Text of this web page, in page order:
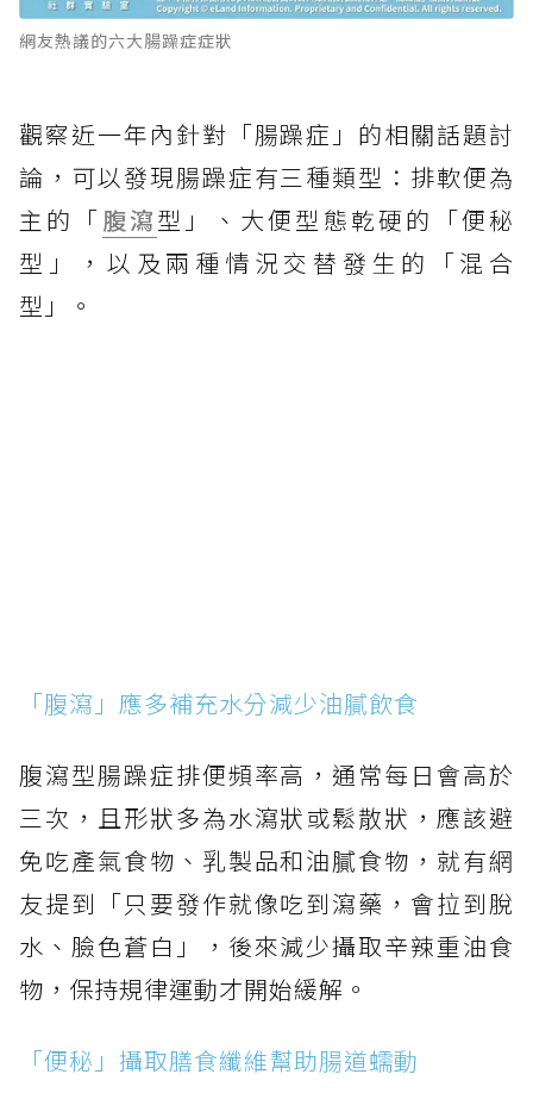
網友熱議的六大腸躁症症狀
觀察近一年內針對「腸躁症」的相關話題討
論，可以發現腸躁症有三種類型：排軟便為
主的「腹瀉型」、大便型態乾硬的「便秘
型」，以及兩種情況交替發生的「混合
型」。
「腹瀉」應多補充水分減少油膩飲食
腹瀉型腸躁症排便頻率高，通常每日會高於
三次，且形狀多為水瀉狀或鬆散狀，應該避
免吃產氣食物、乳製品和油膩食物，就有網
友提到「只要發作就像吃到瀉藥，會拉到脫
水、臉色蒼白」，後來減少攝取辛辣重油食
物，保持規律運動才開始緩解。
「便秘」攝取膳食纖維幫助腸道蠕動